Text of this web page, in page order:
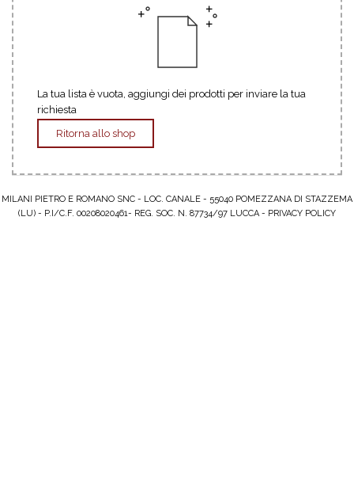
La tua lista è vuota, aggiungi dei prodotti per inviare la tua
richiesta
Ritorna allo shop
MILANI PIETRO E ROMANO SNC - LOC. CANALE - 55040 POMEZZANA DI STAZZEMA
(LU) - P.I/C.F. 00208020461- REG. SOC. N. 87734/97 LUCCA - PRIVACY POLICY